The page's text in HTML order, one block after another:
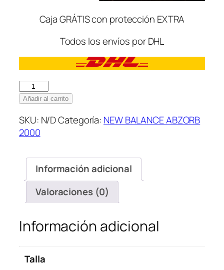
Caja GRÁTIS con protección EXTRA
Todos los envíos por DHL
New
Balance
2000
Grey
With
Timberwolf
cantidad
Añadir al carrito
SKU: N/DCategoría: NEW BALANCE ABZORB
2000
Información adicional
Valoraciones (0)
Información adicional
Talla